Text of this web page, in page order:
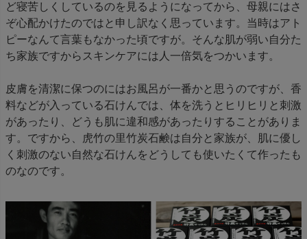
ど寝苦しくしているのを見るようになってから、母親にはさ
ぞ心配かけたのではと申し訳なく思っています。当時はアト
ピーなんて言葉もなかった頃ですが。そんな肌が弱い自分た
ち家族ですからスキンケアには人一倍気をつかいます。
皮膚を清潔に保つのにはお風呂が一番かと思うのですが、香
料などが入っている石けんでは、体を洗うとヒリヒリと刺激
があったり、どうも肌に違和感があったりすることがありま
す。ですから、虎竹の里竹炭石鹸は自分と家族が、肌に優し
く刺激のない自然な石けんをどうしても使いたくて作ったも
のなのです。